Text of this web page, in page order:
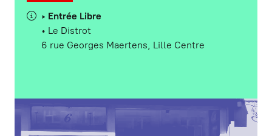
‣ Entrée Libre
• Le Distrot
6 rue Georges Maertens, Lille Centre